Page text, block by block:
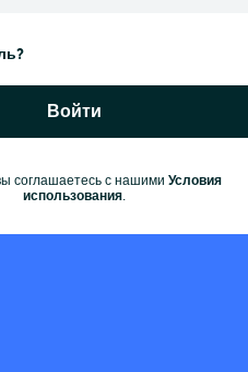
Войти
соглашаетесь с нашими Условия
использования.